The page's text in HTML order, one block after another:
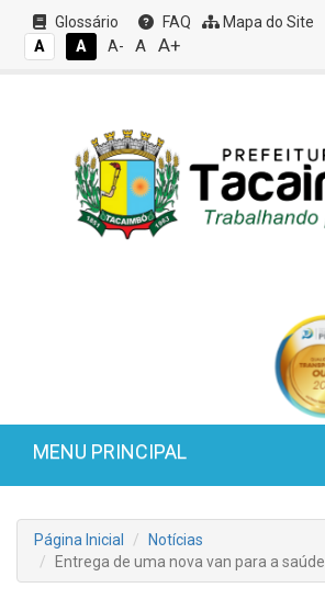
Glossário FAQ Mapa do Site
A
A A- A A+
MENU PRINCIPAL
Página Inicial
Notícias
Entrega de uma nova van para a saúde